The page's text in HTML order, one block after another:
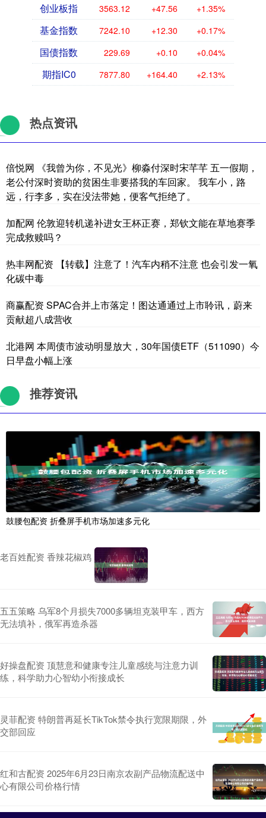
创业板指 3563.12 +47.56 +1.35%
基金指数 7242.10 +12.30 +0.17%
国债指数 229.69 +0.10 +0.04%
期指IC0 7877.80 +164.40 +2.13%
热点资讯
倍悦网 《我曾为你，不见光》柳淼付深时宋芊芊 五一假期，
老公付深时资助的贫困生非要搭我的车回家。 我车小，路
远，行李多，实在没法带她，便客气拒绝了。
加配网 伦敦迎转机递补进女王杯正赛，郑钦文能在草地赛季
完成救赎吗？
热丰网配资 【转载】注意了！汽车内稍不注意 也会引发一氧
化碳中毒
商赢配资 SPAC合并上市落定！图达通通过上市聆讯，蔚来
贡献超八成营收
北港网 本周债市波动明显放大，30年国债ETF（511090）今
日早盘小幅上涨
推荐资讯
鼓腰包配资 折叠屏手机市场加速多元化
老百姓配资 香辣花椒鸡
五五策略 乌军8个月损失7000多辆坦克装甲车，西方
无法填补，俄军再造杀器
好操盘配资 顶慧意和健康专注儿童感统与注意力训
练，科学助力心智幼小衔接成长
灵菲配资 特朗普再延长TikTok禁令执行宽限期限，外
交部回应
红和古配资 2025年6月23日南京农副产品物流配送中
心有限公司价格行情